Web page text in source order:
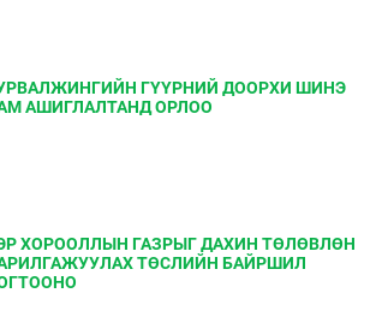
ГҮҮРНИЙ ДООРХИ ШИНЭ
АШИГЛАЛТАНД ОРЛОО
ХОРООЛЛЫН ГАЗРЫГ ДАХИН ТӨЛӨВЛӨН
ТӨСЛИЙН БАЙРШИЛ